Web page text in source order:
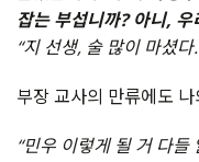
잡는 부섭니까? 아니,
“지 선생, 술 많이 마셨
부장 교사의 만류에도
“민우 이렇게 될 거 다